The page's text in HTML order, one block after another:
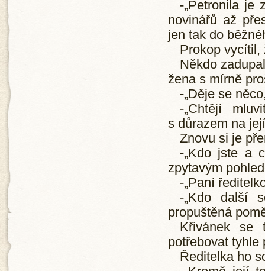
-„Petronila je
novinářů až
jen tak do
Prokop vycítil,
Někdo
žena s mírně
-„Děje se
-„Chtějí
s důrazem na
Znovu si je
-„Kdo jste a
zpytavým
-„Paní
-„Kdo další
propuštěná
Křivánek se
potřebovat tyhle
Ředitelka ho